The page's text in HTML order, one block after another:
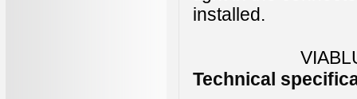
installed.
Technical